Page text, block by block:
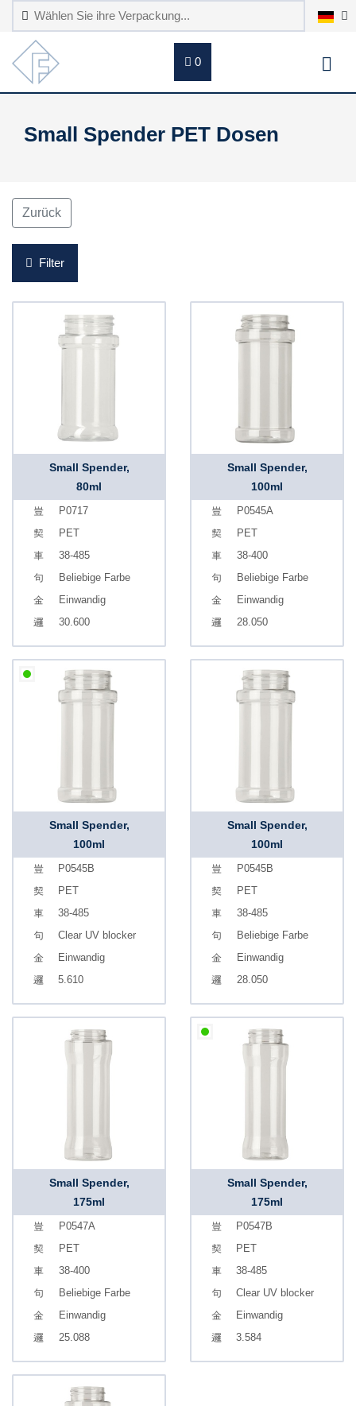
0
Small Spender PET Dosen
Zurück
Filter
Small Spender,
80ml
P0717
PET
38-485
Beliebige Farbe
Einwandig
30.600
Small Spender,
100ml
P0545A
PET
38-400
Beliebige Farbe
Einwandig
28.050
Small Spender,
100ml
P0545B
PET
38-485
Clear UV blocker
Einwandig
5.610
Small Spender,
100ml
P0545B
PET
38-485
Beliebige Farbe
Einwandig
28.050
Small Spender,
175ml
P0547A
PET
38-400
Beliebige Farbe
Einwandig
25.088
Small Spender,
175ml
P0547B
PET
38-485
Clear UV blocker
Einwandig
3.584